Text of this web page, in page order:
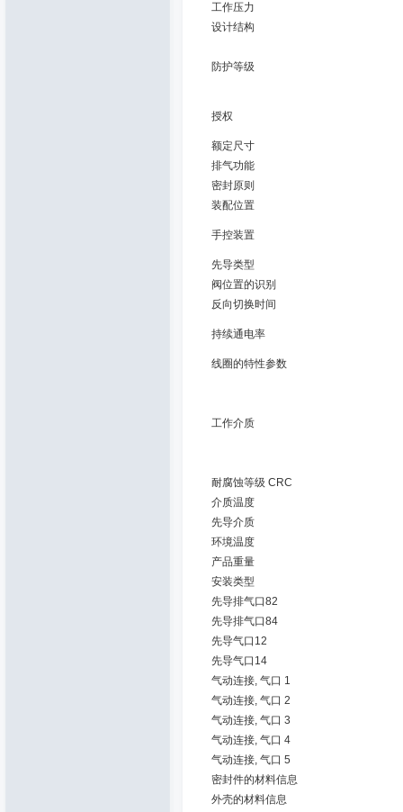
工作压力
设计结构
防护等级
授权
额定尺寸
排气功能
密封原则
装配位置
手控装置
先导类型
阀位置的识别
反向切换时间
持续通电率
线圈的特性参数
工作介质
耐腐蚀等级 CRC
介质温度
先导介质
环境温度
产品重量
安装类型
先导排气口82
先导排气口84
先导气口12
先导气口14
气动连接, 气口 1
气动连接, 气口 2
气动连接, 气口 3
气动连接, 气口 4
气动连接, 气口 5
密封件的材料信息
外壳的材料信息